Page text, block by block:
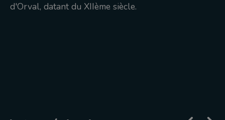
d'Orval, datant du XIIème siècle.